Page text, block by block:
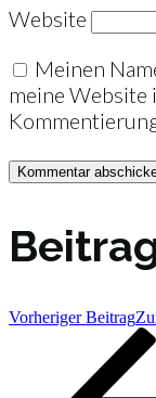
Website
Meinen
meine Website
Vorheriger Beitrag